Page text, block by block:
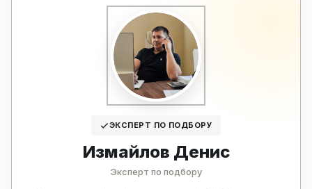
ЭКСПЕРТ ПО ПОДБОРУ
Измайлов Денис
Эксперт по подбору